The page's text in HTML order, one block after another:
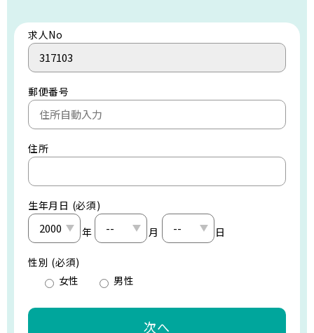
求人No
郵便番号
住所
生年月日 (必須)
年
月 日
性別 (必須)
女性
男性
次へ